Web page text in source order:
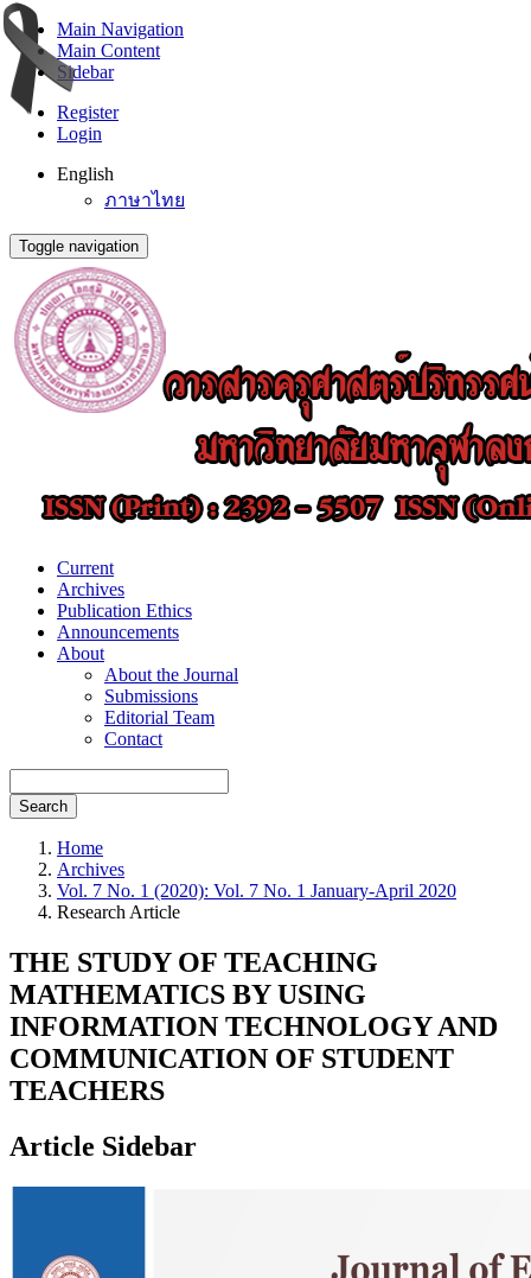
Main Navigation
Main Content
Sidebar
Register
Login
English
ภาษาไทย
Toggle navigation
Current
Archives
Publication Ethics
Announcements
About
About the Journal
Submissions
Editorial Team
Contact
Search
Home
Archives
Vol. 7 No. 1 (2020): Vol. 7 No. 1 January-April 2020
Research Article
THE STUDY OF TEACHING
MATHEMATICS BY USING
INFORMATION TECHNOLOGY AND
COMMUNICATION OF STUDENT
TEACHERS
Article Sidebar